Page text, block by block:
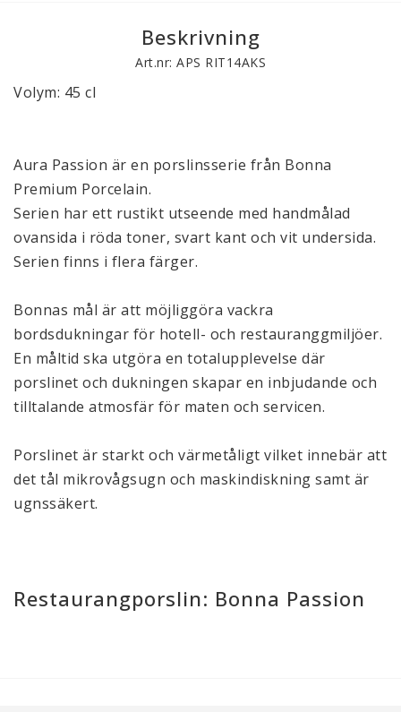
Beskrivning
Art.nr: APS RIT14AKS
Volym: 45 cl
Aura Passion är en porslinsserie från Bonna
Premium Porcelain.
Serien har ett rustikt utseende med handmålad
ovansida i röda toner, svart kant och vit undersida.
Serien finns i flera färger.
Bonnas mål är att möjliggöra vackra
bordsdukningar för hotell- och restauranggmiljöer.
En måltid ska utgöra en totalupplevelse där
porslinet och dukningen skapar en inbjudande och
tilltalande atmosfär för maten och servicen.
Porslinet är starkt och värmetåligt vilket innebär att
det tål mikrovågsugn och maskindiskning samt är
ugnssäkert.
Restaurangporslin: Bonna Passion